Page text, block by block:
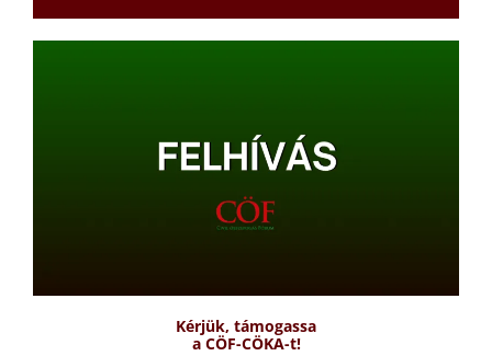
Kérjük, támogassa
a CÖF-CÖKA-t!